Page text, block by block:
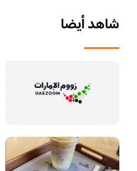
شاهد أيضا